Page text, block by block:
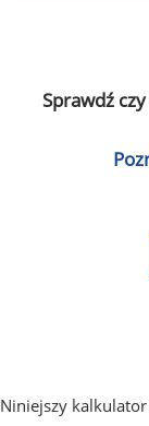
Sprawdź
Niniejszy